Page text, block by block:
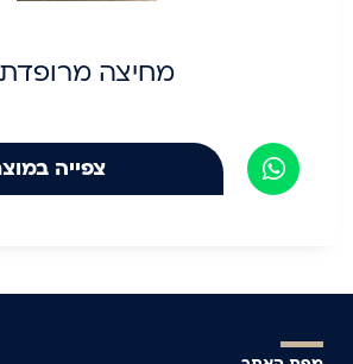
מחיצה מרופדת
צפייה